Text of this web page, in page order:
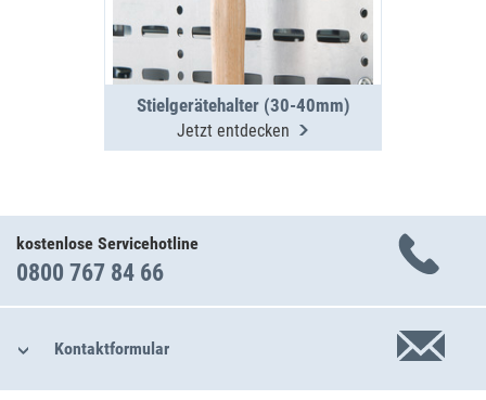
Stielgerätehalter (30-40mm)
Jetzt entdecken
kostenlose Servicehotline
0800 767 84 66
Kontaktformular